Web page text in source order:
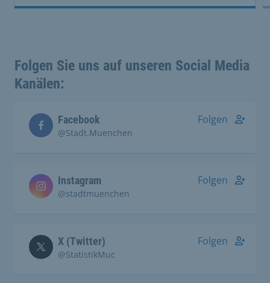
Folgen Sie uns auf unseren Social Media
Kanälen:
Facebook
@Stadt.Muenchen
Folgen
Instagram
@stadtmuenchen
Folgen
X (Twitter)
@StatistikMuc
Folgen